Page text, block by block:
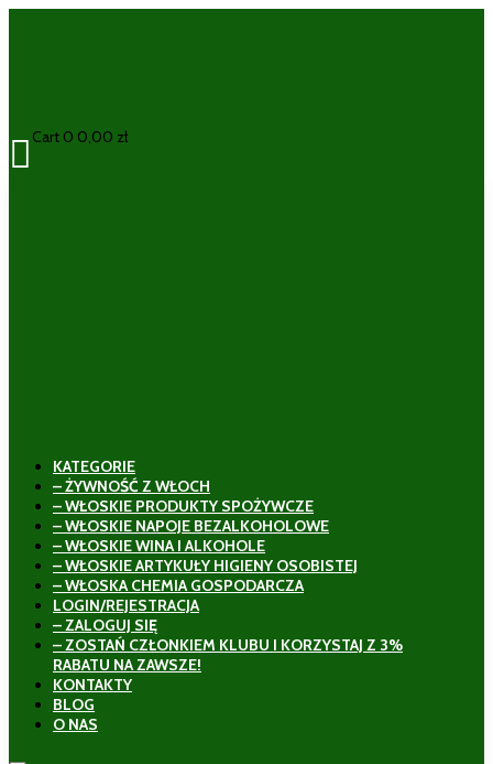
 Cart 0 0,00 zł
KATEGORIE
– ŻYWNOŚĆ Z WŁOCH
– WŁOSKIE PRODUKTY SPOŻYWCZE
– WŁOSKIE NAPOJE BEZALKOHOLOWE
– WŁOSKIE WINA I ALKOHOLE
– WŁOSKIE ARTYKUŁY HIGIENY OSOBISTEJ
– WŁOSKA CHEMIA GOSPODARCZA
LOGIN/REJESTRACJA
– ZALOGUJ SIĘ
– ZOSTAŃ CZŁONKIEM KLUBU I KORZYSTAJ Z 3%
RABATU NA ZAWSZE!
KONTAKTY
BLOG
O NAS